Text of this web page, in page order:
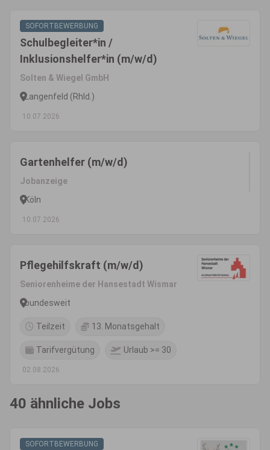
SOFORTBEWERBUNG
Schulbegleiter*in /
Inklusionshelfer*in (m/w/d)
Solten & Wiegel GmbH
Langenfeld (Rhld.)
10.07.2026
Gartenhelfer (m/w/d)
Jobanzeige
Köln
10.07.2026
Pflegehilfskraft (m/w/d)
Seniorenheime der Hansestadt Wismar
bundesweit
Teilzeit 13. Monatsgehalt
Tarifvergütung Urlaub >= 30
02.08.2026
40 ähnliche Jobs
SOFORTBEWERBUNG